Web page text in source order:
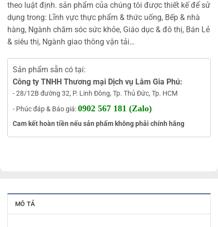
theo luật định. sản phẩm của chúng tôi được thiết kế để sử
dụng trong: Lĩnh vực thực phẩm & thức uống, Bếp & nhà
hàng, Ngành chăm sóc sức khỏe, Giáo dục & đô thị, Bán Lẻ
& siêu thị, Ngành giao thông vận tải…
Sản phẩm sẵn có tại:
Công ty TNHH Thương mại Dịch vụ Lâm Gia Phú:
- 28/12B đường 32, P. Linh Đông, Tp. Thủ Đức, Tp. HCM
- Phúc đáp & Báo giá:0902 567 181 (Zalo)
Cam kết hoàn tiền nếu sản phẩm không phải chính hãng
MÔ TẢ